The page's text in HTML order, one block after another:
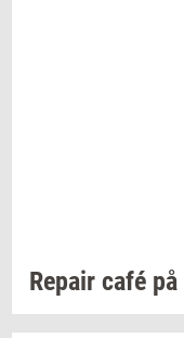
Re­pair café på